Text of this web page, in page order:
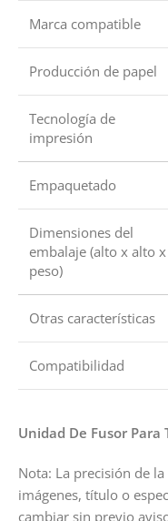
Marca compatible
Producción de papel
Tecnología de
impresión
Empaquetado
Dimensiones del
embalaje (alto x alto x
peso)
Otras características
Compatibilidad
Unidad De Fusor Para
Nota: La precisión de
imágenes, título o
cambiar sin previo